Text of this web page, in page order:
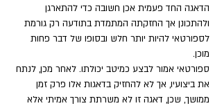
הדאגה החד פעמית אכן חשובה כדי להתארגן
ולהתכונן אך החזקתה המתמדת בתודעה רק גורמת
לספורטאי להיות יותר חלש ובסופו של דבר פחות
מוכן.
ספורטאי אמור לבצע כמיטב יכולתו. לאחר מכן, לנתח
את ביצועיו, אך לא להחזיק בדאגות אלו פרק זמן
ממושך, שכן, דאגה זו לא משרתת צורך אמיתי אלא